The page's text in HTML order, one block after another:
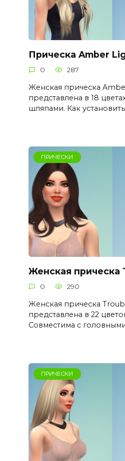
Прическа Amber
0 287
Женская прическа
представлена в 18
шляпами. Как
ПРИЧЕСКИ
Женская прическа
0 290
Женская прическа
представлена в 22
Совместима с
ПРИЧЕСКИ